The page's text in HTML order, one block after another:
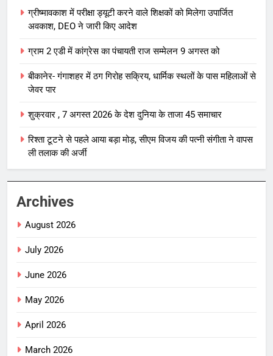
ग्रीष्मावकाश में परीक्षा ड्यूटी करने वाले शिक्षकों को मिलेगा उपार्जित
अवकाश, DEO ने जारी किए आदेश
ग्राम 2 एडी में कांग्रेस का पंचायती राज सम्मेलन 9 अगस्त को
बीकानेर- गंगाशहर में ठग गिरोह सक्रिय, धार्मिक स्थलों के पास महिलाओं से
जेवर पार
शुक्रवार , 7 अगस्त 2026 के देश दुनिया के ताजा 45 समाचार
रिश्ता टूटने से पहले आया बड़ा मोड़, सीएम विजय की पत्नी संगीता ने वापस
ली तलाक की अर्जी
Archives
August 2026
July 2026
June 2026
May 2026
April 2026
March 2026